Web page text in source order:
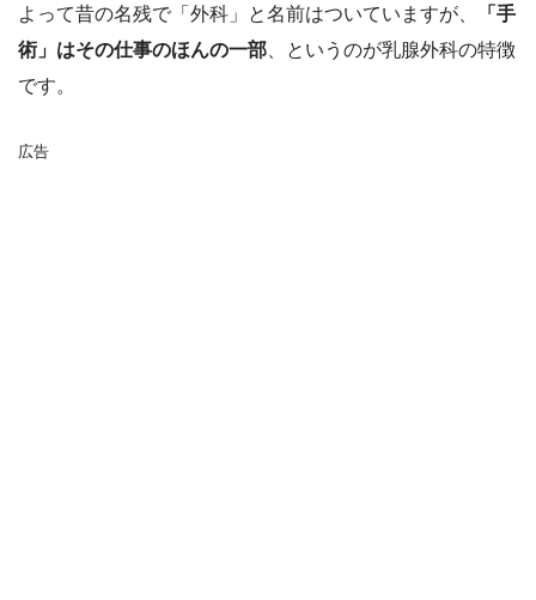
よって昔の名残で「外科」と名前はついていますが、
「手
術」はその仕事のほんの一部、というのが乳腺外科の特徴
です。
広告